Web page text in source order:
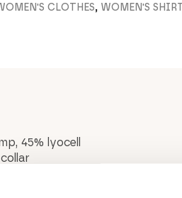
CLOTHES, WOMEN'S
45% lyocell
in the side seam
pleat